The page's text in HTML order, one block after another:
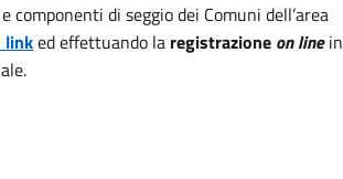
componenti di seggio dei Comuni dell’area
linked effettuando la registrazione on linein